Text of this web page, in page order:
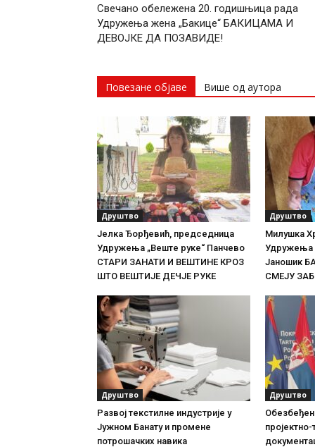
Свечано обележена 20. годишњица рада
Удружења жена „Бакице“ БАКИЦАМА И
ДЕВОЈКЕ ДА ПОЗАВИДЕ!
Повезане објаве Више од аутора
Друштво
Јелка Ђорђевић, председница
Удружења „Веште руке“ Панчево
СТАРИ ЗАНАТИ И ВЕШТИНЕ КРОЗ
ШТО ВЕШТИЈЕ ДЕЧЈЕ РУКЕ
Друштво
Милушка
Удружења
Јаношик
СМЕЈУ
Друштво
Развој текстилне индустрије у
Јужном Банату и промене
потрошачких навика
Друштво
пројектно-